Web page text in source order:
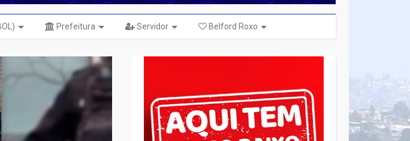
Prefeitura Servidor Belford Roxo